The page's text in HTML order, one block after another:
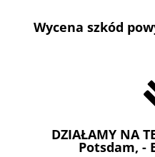
Wycena szkód
DZIAŁAMY NA
Potsdam, -